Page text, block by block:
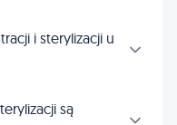
i sterylizacji u
są